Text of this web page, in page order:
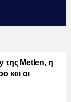
της Metlen, η
και οι